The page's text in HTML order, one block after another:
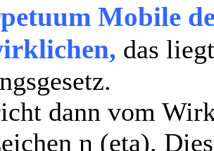
Mobile
das
dann vom
η (eta).